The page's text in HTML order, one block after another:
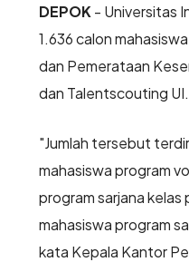
DEPOK - Universitas
1.636 calon
dan Pemerataan
dan Talentscouting UI.
"Jumlah tersebut
mahasiswa program
program sarjana kelas
mahasiswa program
kata Kepala Kantor